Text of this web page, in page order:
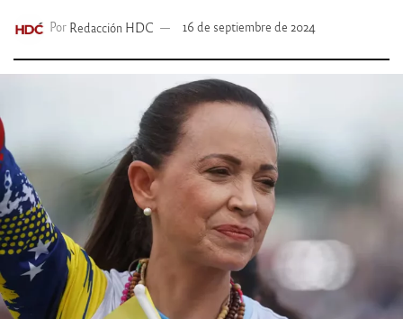
Por Redacción HDC 16 de septiembre de 2024